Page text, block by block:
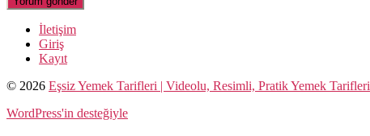
İletişim
Giriş
Kayıt
© 2026 Eşsiz Yemek Tarifleri | Videolu, Resimli, Pratik Yemek Tarifleri
WordPress'in desteğiyle